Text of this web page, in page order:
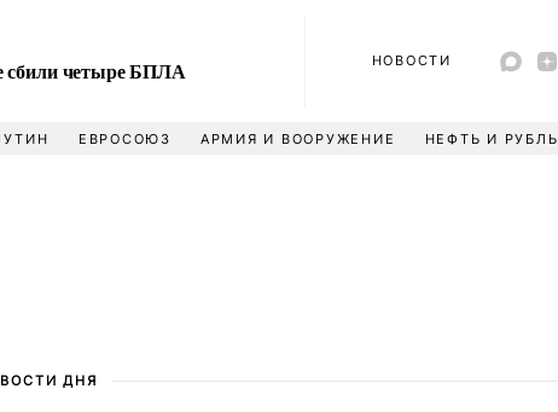
сбили четыре БПЛА НОВОСТИ
ЕВРОСОЮЗ АРМИЯ И ВООРУЖЕНИЕ НЕФТЬ И РУБЛЬ
ДНЯ